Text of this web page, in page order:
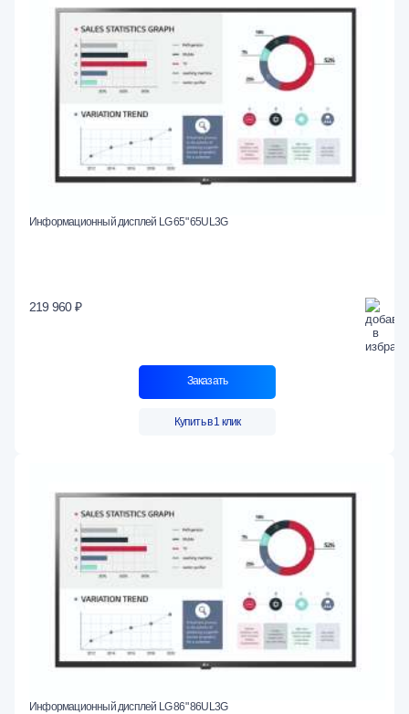
Информационный дисплей LG 65" 65UL3G
219 960 ₽
Заказать
Купить в 1 клик
Информационный дисплей LG 86" 86UL3G